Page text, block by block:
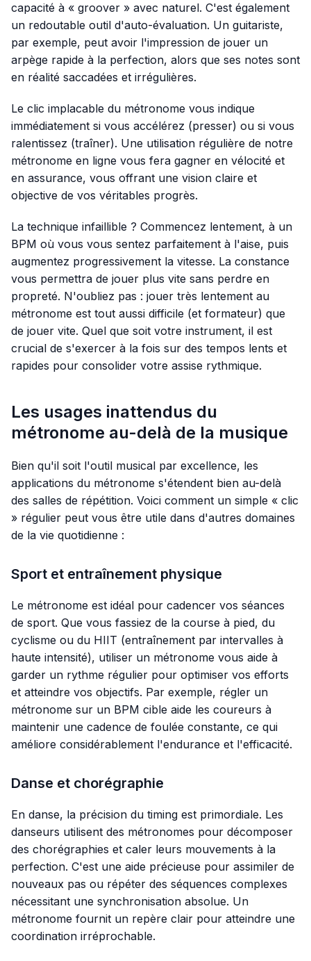
capacité à « groover » avec naturel. C'est également
un redoutable outil d'auto-évaluation. Un guitariste,
par exemple, peut avoir l'impression de jouer un
arpège rapide à la perfection, alors que ses notes sont
en réalité saccadées et irrégulières.
Le clic implacable du métronome vous indique
immédiatement si vous accélérez (presser) ou si vous
ralentissez (traîner). Une utilisation régulière de notre
métronome en ligne vous fera gagner en vélocité et
en assurance, vous offrant une vision claire et
objective de vos véritables progrès.
La technique infaillible ? Commencez lentement, à un
BPM où vous vous sentez parfaitement à l'aise, puis
augmentez progressivement la vitesse. La constance
vous permettra de jouer plus vite sans perdre en
propreté. N'oubliez pas : jouer très lentement au
métronome est tout aussi difficile (et formateur) que
de jouer vite. Quel que soit votre instrument, il est
crucial de s'exercer à la fois sur des tempos lents et
rapides pour consolider votre assise rythmique.
Les usages inattendus du
métronome au-delà de la musique
Bien qu'il soit l'outil musical par excellence, les
applications du métronome s'étendent bien au-delà
des salles de répétition. Voici comment un simple « clic
» régulier peut vous être utile dans d'autres domaines
de la vie quotidienne :
Sport et entraînement physique
Le métronome est idéal pour cadencer vos séances
de sport. Que vous fassiez de la course à pied, du
cyclisme ou du HIIT (entraînement par intervalles à
haute intensité), utiliser un métronome vous aide à
garder un rythme régulier pour optimiser vos efforts
et atteindre vos objectifs. Par exemple, régler un
métronome sur un BPM cible aide les coureurs à
maintenir une cadence de foulée constante, ce qui
améliore considérablement l'endurance et l'efficacité.
Danse et chorégraphie
En danse, la précision du timing est primordiale. Les
danseurs utilisent des métronomes pour décomposer
des chorégraphies et caler leurs mouvements à la
perfection. C'est une aide précieuse pour assimiler de
nouveaux pas ou répéter des séquences complexes
nécessitant une synchronisation absolue. Un
métronome fournit un repère clair pour atteindre une
coordination irréprochable.